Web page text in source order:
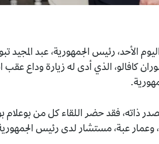
الأحد، رئيس الجمهورية، عبد المجيد
كافالو، الذي أدى له زيارة وداع
ذاته، فقد حضر اللقاء كل من بوعلام
وعمار عبة، مستشار لدى رئيس